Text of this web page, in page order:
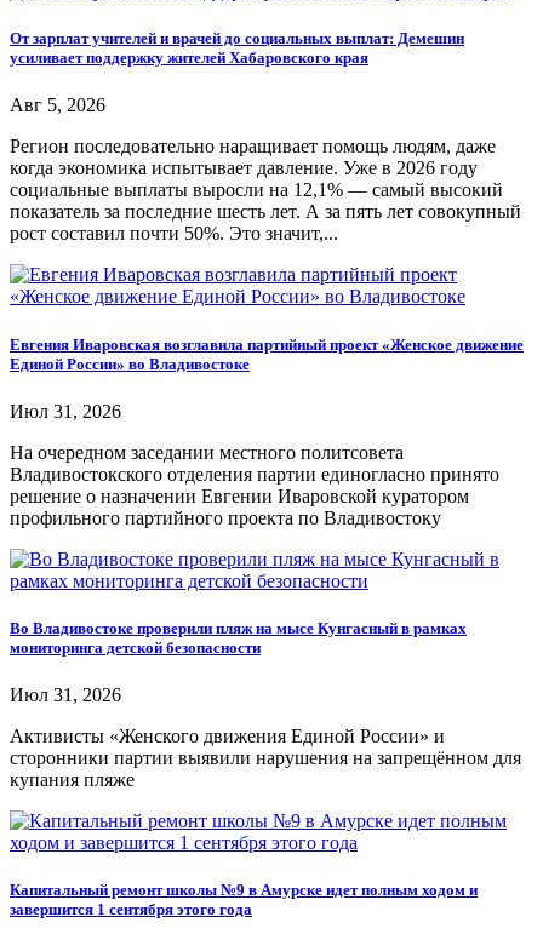
От зарплат учителей и врачей до социальных выплат: Демешин
усиливает поддержку жителей Хабаровского края
Авг 5, 2026
Регион последовательно наращивает помощь людям, даже
когда экономика испытывает давление. Уже в 2026 году
социальные выплаты выросли на 12,1% — самый высокий
показатель за последние шесть лет. А за пять лет совокупный
рост составил почти 50%. Это значит,...
Евгения Иваровская возглавила партийный проект «Женское движение
Единой России» во Владивостоке
Июл 31, 2026
На очередном заседании местного политсовета
Владивостокского отделения партии единогласно принято
решение о назначении Евгении Иваровской куратором
профильного партийного проекта по Владивостоку
Во Владивостоке проверили пляж на мысе Кунгасный в рамках
мониторинга детской безопасности
Июл 31, 2026
Активисты «Женского движения Единой России» и
сторонники партии выявили нарушения на запрещённом для
купания пляже
Капитальный ремонт школы №9 в Амурске идет полным ходом и
завершится 1 сентября этого года